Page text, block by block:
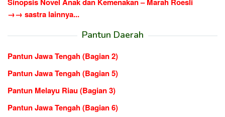
→→ sastra lainnya...
Pantun Daerah
Pantun Jawa Tengah (Bagian 2)
Pantun Jawa Tengah (Bagian 5)
Pantun Melayu Riau (Bagian 3)
Pantun Jawa Tengah (Bagian 6)